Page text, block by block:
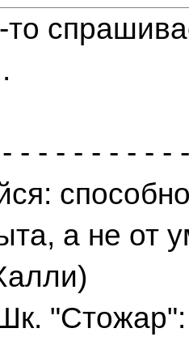
- - - - - - - - -
а не от